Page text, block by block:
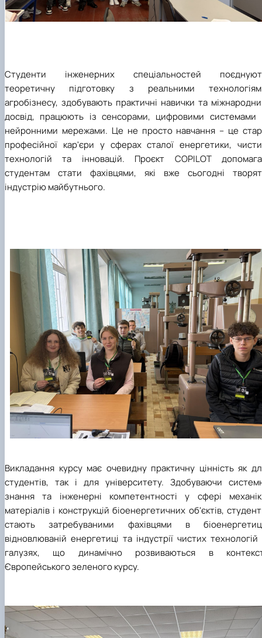
Студенти інженерних спеціальностей
теоретичну підготовку з реальними
агробізнесу, здобувають практичні навички та
досвід, працюють із сенсорами, цифровими системами
нейронними мережами. Це не просто навчання – це
професійної кар'єри у сферах сталої енергетики,
технологій та інновацій. Проєкт COPILOT
студентам стати фахівцями, які вже сьогодні
індустрію майбутнього.
Викладання курсу має очевидну практичну цінність як
студентів, так і для університету. Здобуваючи
знання та інженерні компетентності у сфері
матеріалів і конструкцій біоенергетичних об'єктів,
стають затребуваними фахівцями в
відновлюваній енергетиці та індустрії чистих технологій
галузях, що динамічно розвиваються в
Європейського зеленого курсу.